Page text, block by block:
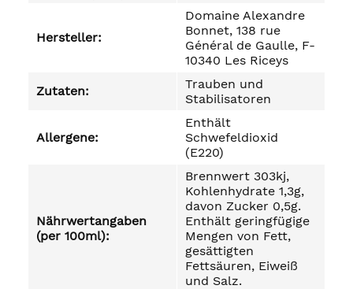
Hersteller:
Domaine Alexandre
Bonnet, 138 rue
Général de Gaulle, F-
10340 Les Riceys
Zutaten:
Trauben und
Stabilisatoren
Allergene:
Enthält
Schwefeldioxid
(E220)
Nährwertangaben
(per 100ml):
Brennwert 303kj,
Kohlenhydrate 1,3g,
davon Zucker 0,5g.
Enthält geringfügige
Mengen von Fett,
gesättigten
Fettsäuren, Eiweiß
und Salz.